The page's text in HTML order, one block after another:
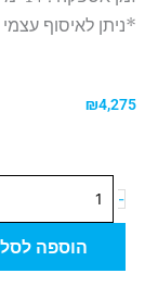
*ניתן לאיסוף
₪4,275
-
של
הוספה לסל